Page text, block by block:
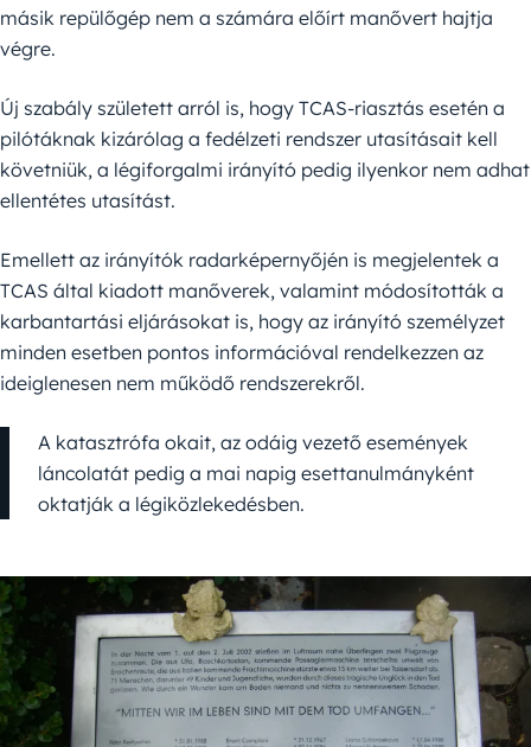
másik repülőgép nem a számára előírt manővert hajtja
végre.
Új szabály született arról is, hogy TCAS-riasztás esetén a
pilótáknak kizárólag a fedélzeti rendszer utasításait kell
követniük, a légiforgalmi irányító pedig ilyenkor nem adhat
ellentétes utasítást.
Emellett az irányítók radarképernyőjén is megjelentek a
TCAS által kiadott manőverek, valamint módosították a
karbantartási eljárásokat is, hogy az irányító személyzet
minden esetben pontos információval rendelkezzen az
ideiglenesen nem működő rendszerekről.
A katasztrófa okait, az odáig vezető események
láncolatát pedig a mai napig esettanulmányként
oktatják a légiközlekedésben.